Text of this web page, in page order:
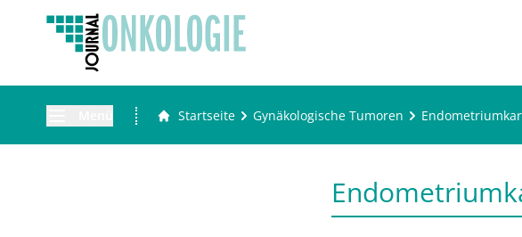
Startseite Gynäkologische Tumoren